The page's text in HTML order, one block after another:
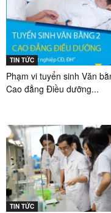
TIN TỨC
Phạm vi tuyển sinh Văn
Cao đẳng Điều dưỡng...
TIN TỨC